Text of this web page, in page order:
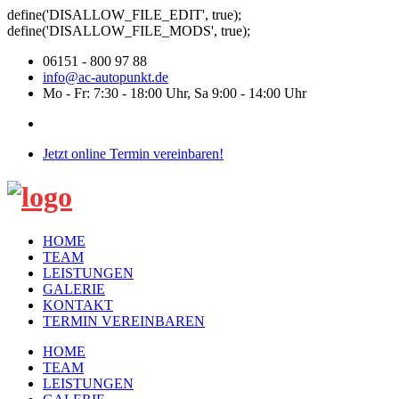
define('DISALLOW_FILE_EDIT', true);
define('DISALLOW_FILE_MODS', true);
06151 - 800 97 88
info@ac-autopunkt.de
Mo - Fr: 7:30 - 18:00 Uhr, Sa 9:00 - 14:00 Uhr
Jetzt online Termin vereinbaren!
HOME
TEAM
LEISTUNGEN
GALERIE
KONTAKT
TERMIN VEREINBAREN
HOME
TEAM
LEISTUNGEN